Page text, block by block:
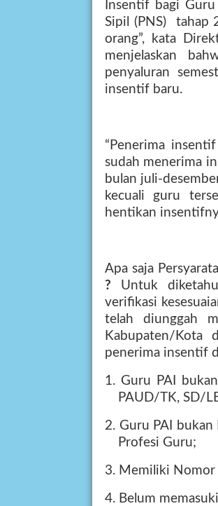
Insentif bagi
Sipil (PNS)
tahap
orang”, kata
menjelaskan
penyaluran
insentif baru.
“Penerima
sudah menerima
bulan juli-
kecuali guru
hentikan
Apa saja
? Untuk
verifikasi
telah diunggah
Kabupaten/Kota
penerima insentif
1. Guru PAI
PAUD/TK, SD/
2. Guru PAI bukan
Profesi Guru;
3. Memiliki Nomor
4. Belum